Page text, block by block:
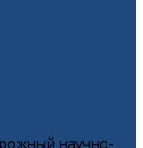
научно-